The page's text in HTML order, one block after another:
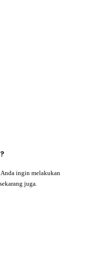
ingin melakukan
juga.